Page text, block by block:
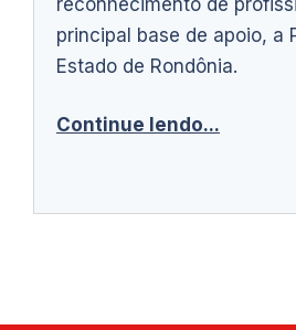
principal base de apoio, a
Estado de Rondônia.
Continue lendo...